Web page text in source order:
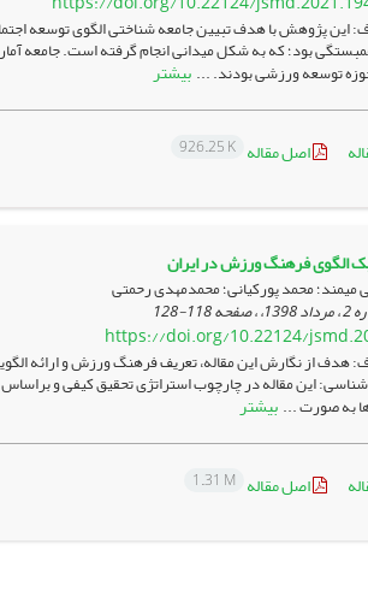
این پژوهش با هدف تبیین جامعه شناختی الگوی توسعه
بود؛ که به شکل میدانی انجام گرفته است. جامعه
توسعه ورزشی بودند. ...بیشتر
اصل مقاله 926.25 K
الگوی فرهنگ ورزش در ایران
محمد پورکیانی؛ محمدمهدی رحمتی
118-128
https://doi.org/10.22124/
هدف از نگارش این مقاله، تعریف فرهنگ ورزش و ارائه
به صورت ...بیشتر
اصل مقاله 1.31 M